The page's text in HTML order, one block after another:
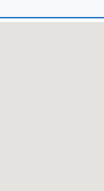
道163号線を南下し